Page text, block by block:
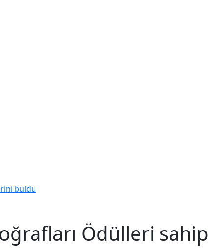
buldu
Ödülleri